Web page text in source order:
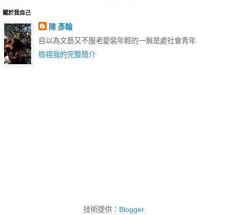
關於我自己
陳 彥翰
自以為文藝又不服老愛裝年輕的一無是處社會青年
檢視我的完整簡介
技術提供： Blogger.